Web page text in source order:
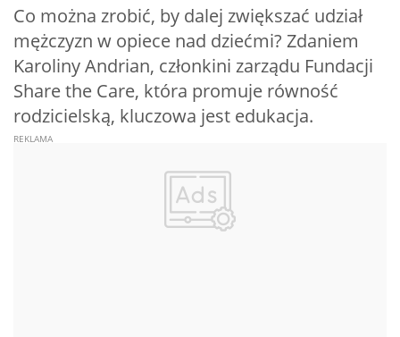
Co można zrobić, by dalej zwiększać udział
mężczyzn w opiece nad dziećmi? Zdaniem
Karoliny Andrian, członkini zarządu Fundacji
Share the Care, która promuje równość
rodzicielską, kluczowa jest edukacja.